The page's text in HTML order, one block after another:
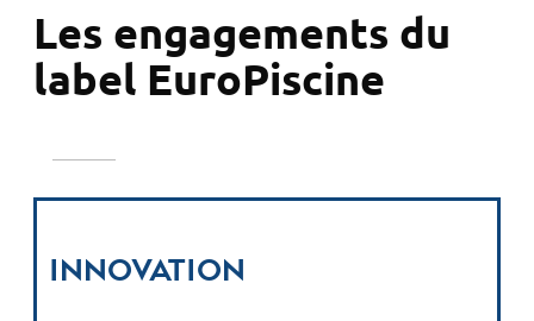
Les engagements du
label EuroPiscine
Innovation